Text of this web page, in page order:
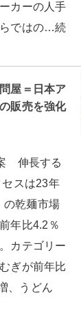
カーの人手
ではの…続
屋＝日本ア
販売を強化
伸長する
スは23年
の乾麺市場
年比4.2％
カテゴリー
ぎが前年比
、うどん